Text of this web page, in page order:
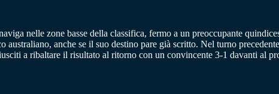
nelle zone basse della classifica, fermo a un preoccupante
australiano, anche se il suo destino pare già scritto. Nel turno
a ribaltare il risultato al ritorno con un convincente 3-1 davanti al